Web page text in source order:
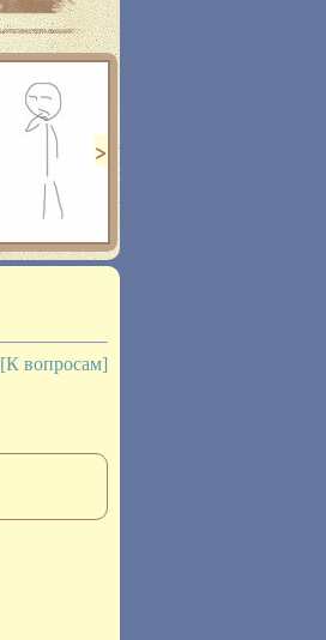
>
[К вопросам]